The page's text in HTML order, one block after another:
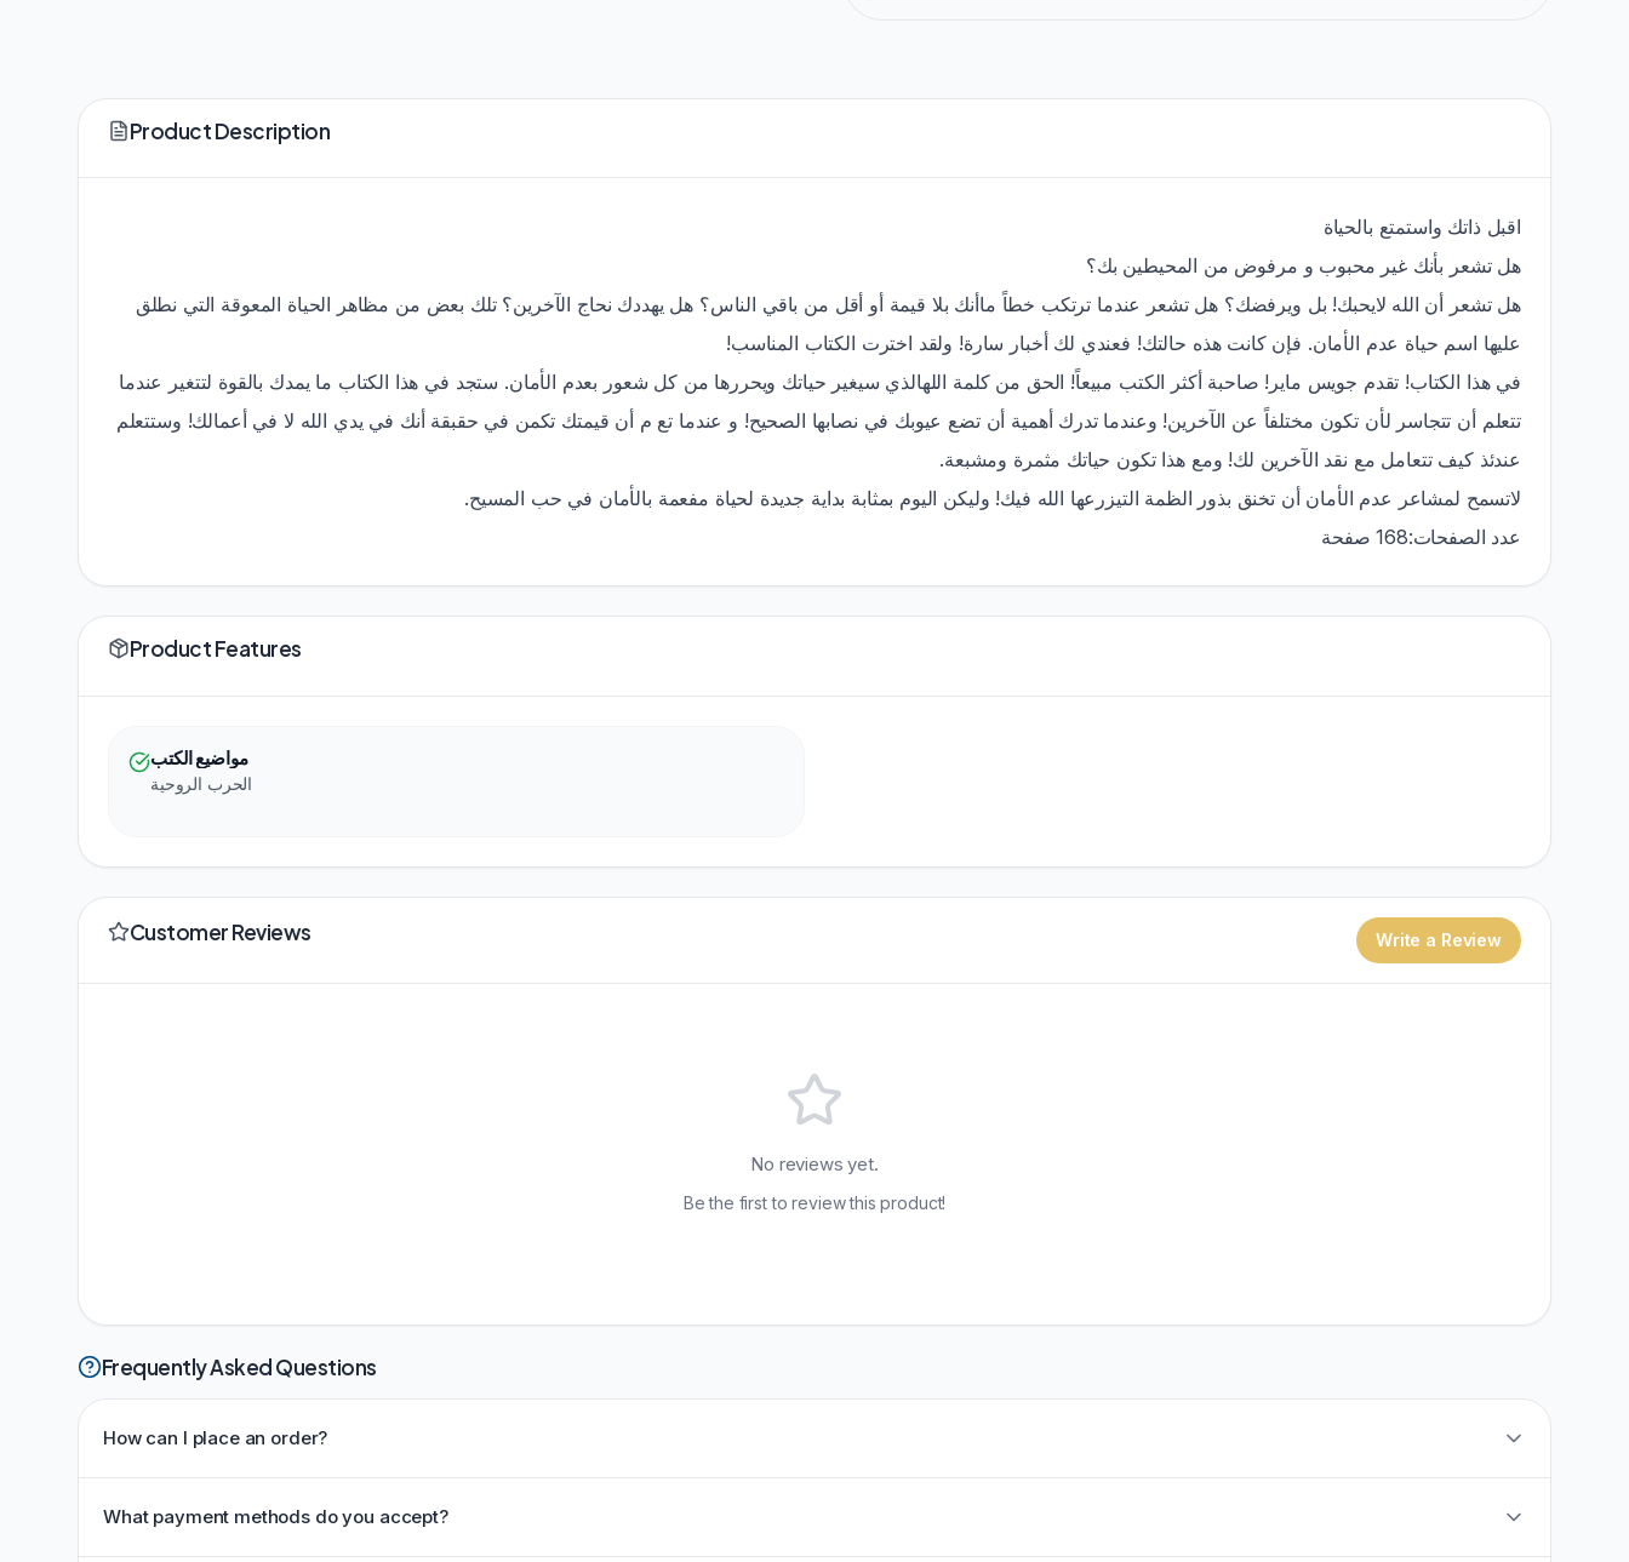
Product Description
اقبل ذاتك واستمتع بالحياة
هل تشعر بأنك غير محبوب و مرفوض من المحيطين بك؟
هل تشعر أن الله لايحبك! بل ويرفضك؟ هل تشعر عندما ترتكب خطاً ماأنك بلا قيمة أو أقل من باقي الناس؟ هل يهددك نحاج الآخرين؟ تلك بعض من مظاهر الحياة المعوقة التي نطلق
عليها اسم حياة عدم الأمان. فإن كانت هذه حالتك! فعندي لك أخبار سارة! ولقد اخترت الكتاب المناسب!
في هذا الكتاب! تقدم جويس ماير! صاحبة أكثر الكتب مبيعاً! الحق من كلمة اللهالذي سيغير حياتك ويحررها من كل شعور بعدم الأمان. ستجد في هذا الكتاب ما يمدك بالقوة لتتغير عندما
تتعلم أن تتجاسر لأن تكون مختلفاً عن الآخرين! وعندما تدرك أهمية أن تضع عيوبك في نصابها الصحيح! و عندما تع م أن قيمتك تكمن في حقبقة أنك في يدي الله لا في أعمالك! وستتعلم
عندئذ كيف تتعامل مع نقد الآخرين لك! ومع هذا تكون حياتك مثمرة ومشبعة.
لاتسمح لمشاعر عدم الأمان أن تخنق بذور الظمة التيزرعها الله فيك! وليكن اليوم بمثابة بداية جديدة لحياة مفعمة بالأمان في حب المسيح.
عدد الصفحات:168 صفحة
Product Features
مواضيع الكتب
الحرب الروحية
Customer Reviews Write a Review
No reviews yet.
Be the first to review this product!
Frequently Asked Questions
How can I place an order?
What payment methods do you accept?